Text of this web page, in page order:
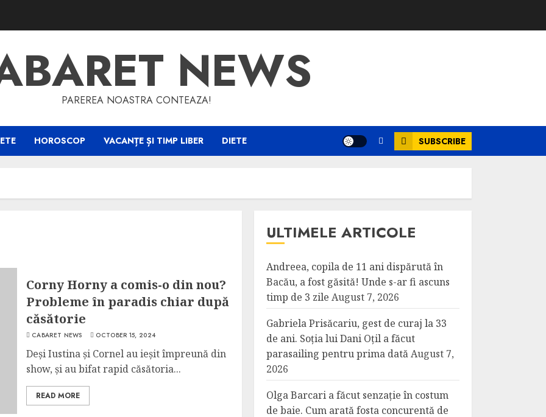
NEWS
PAREREA NOASTRA CONTEAZA!
HOROSCOP VACANȚE ȘI TIMP LIBER DIETE SUBSCRIBE
Corny Horny a comis-o din nou?
Probleme în paradis chiar după
căsătorie
CABARET NEWS OCTOBER 15, 2024
Deși Iustina și Cornel au ieșit împreună din
show, și au bifat rapid căsătoria...
READ MORE
ULTIMELE ARTICOLE
Andreea, copila de 11 ani dispărută în
Bacău, a fost găsită! Unde s-ar fi ascuns
timp de 3 zile August 7, 2026
Gabriela Prisăcariu, gest de curaj la 33
de ani. Soția lui Dani Oțil a făcut
parasailing pentru prima datăAugust 7,
2026
Olga Barcari a făcut senzație în costum
de baie. Cum arată fosta concurentă de